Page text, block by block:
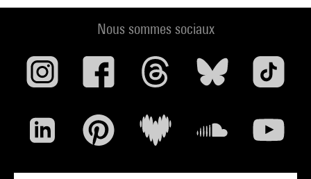
Nous sommes sociaux